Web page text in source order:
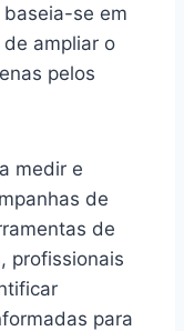
se em
ampliar o
pelos
medir e
de
de
profissionais
para